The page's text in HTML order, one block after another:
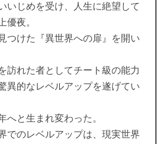
いじめを受け、人生に絶望して
優夜。
つけた『異世界への扉』を開い
訪れた者としてチート級の能力
異的なレベルアップを遂げてい
へと生まれ変わった。
でのレベルアップは、現実世界